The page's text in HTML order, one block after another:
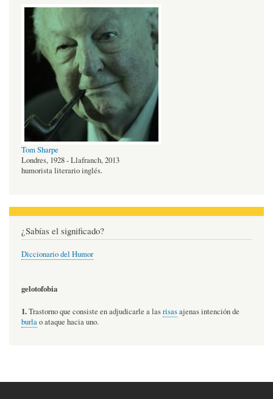
Tom Sharpe
Londres, 1928 - Llafranch, 2013
humorista literario inglés.
¿Sabías el significado?
Diccionario del Humor
gelotofobia
1.Trastorno que consiste en adjudicarle a lasrisasajenas intención de
burlao ataque hacia uno.